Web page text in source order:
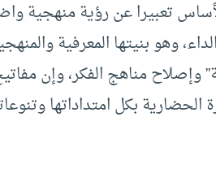
تعبيرا عن رؤية منهجية
وهو بنيتها المعرفية
وإصلاح مناهج الفكر، وإن
الحضارية بكل امتداداتها